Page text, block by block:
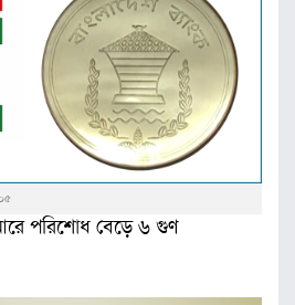
পরিশােধ বেড়ে ৬ গুণ